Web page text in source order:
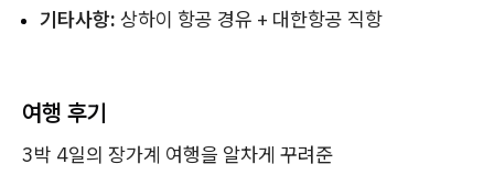
기타사항: 상하이 항공 경유 + 대한항공 직항
여행 후기
3박 4일의 장가계 여행을 알차게 꾸려준